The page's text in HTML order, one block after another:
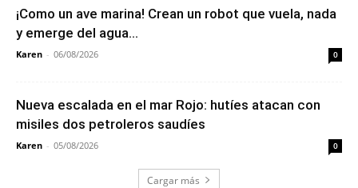
¡Como un ave marina! Crean un robot que vuela, nada
y emerge del agua...
Karen - 06/08/2026 0
Nueva escalada en el mar Rojo: hutíes atacan con
misiles dos petroleros saudíes
Karen - 05/08/2026 0
Cargar más